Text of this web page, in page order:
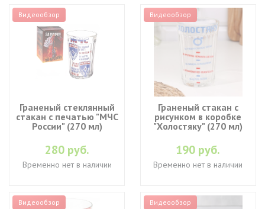
Видеообзор
Граненый стеклянный
стакан с печатью "МЧС
России" (270 мл)
280 руб.
Временно нет в наличии
Видеообзор
Граненый стакан с
рисунком в коробке
"Холостяку" (270 мл)
190 руб.
Временно нет в наличии
Видеообзор Видеообзор